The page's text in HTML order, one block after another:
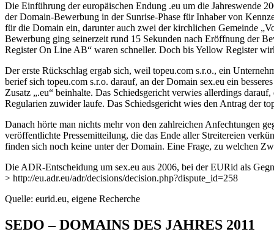
Die Einführung der europäischen Endung .eu um die Jahreswende
der Domain-Bewerbung in der Sunrise-Phase für Inhaber von
für die Domain ein, darunter auch zwei der kirchlichen Gemeinde
Bewerbung ging seinerzeit rund 15 Sekunden nach Eröffnung der
Register On Line AB“ waren schneller. Doch bis Yellow Register
Der erste Rückschlag ergab sich, weil topeu.com s.r.o., ein
berief sich topeu.com s.r.o. darauf, an der Domain sex.eu ein
Zusatz „.eu“ beinhalte. Das Schiedsgericht verwies allerdings
Regularien zuwider laufe. Das Schiedsgericht wies den Antrag der
Danach hörte man nichts mehr von den zahlreichen Anfechtungen
veröffentlichte Pressemitteilung, die das Ende aller Streitereien
finden sich noch keine unter der Domain. Eine Frage, zu welchen
Die ADR-Entscheidung um sex.eu aus 2006, bei der EURid als
> http://eu.adr.eu/adr/decisions/decision.php?dispute_id=258
Quelle: eurid.eu, eigene Recherche
SEDO – DOMAINS DES JAHRES 2011